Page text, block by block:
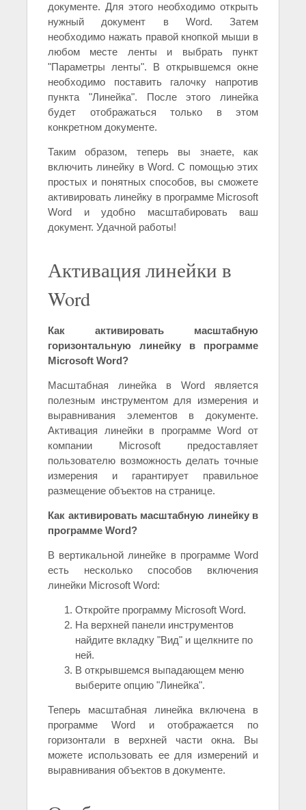
документе. Для этого необходимо открыть
нужный документ в Word. Затем
необходимо нажать правой кнопкой мыши в
любом месте ленты и выбрать пункт
"Параметры ленты". В открывшемся окне
необходимо поставить галочку напротив
пункта "Линейка". После этого линейка
будет отображаться только в этом
конкретном документе.
Таким образом, теперь вы знаете, как
включить линейку в Word. С помощью этих
простых и понятных способов, вы сможете
активировать линейку в программе Microsoft
Word и удобно масштабировать ваш
документ. Удачной работы!
Активация линейки в
Word
Как активировать масштабную
горизонтальную линейку в программе
Microsoft Word?
Масштабная линейка в Word является
полезным инструментом для измерения и
выравнивания элементов в документе.
Активация линейки в программе Word от
компании Microsoft предоставляет
пользователю возможность делать точные
измерения и гарантирует правильное
размещение объектов на странице.
Как активировать масштабную линейку в
программе Word?
В вертикальной линейке в программе Word
есть несколько способов включения
линейки Microsoft Word:
Откройте программу Microsoft Word.
На верхней панели инструментов
найдите вкладку "Вид" и щелкните по
ней.
В открывшемся выпадающем меню
выберите опцию "Линейка".
Теперь масштабная линейка включена в
программе Word и отображается по
горизонтали в верхней части окна. Вы
можете использовать ее для измерений и
выравнивания объектов в документе.